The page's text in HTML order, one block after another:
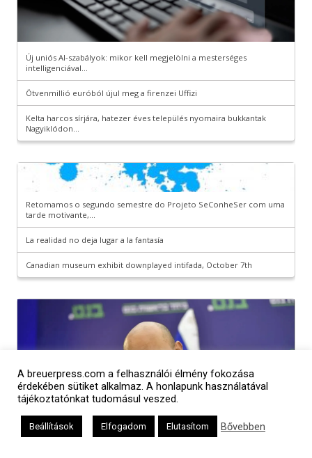
A breuerpress.com a felhasználói élmény fokozása
érdekében sütiket alkalmaz. A honlapunk használatával
tájékoztatónkat tudomásul veszed.
Beállítások Elfogadom Elutasítom Bővebben